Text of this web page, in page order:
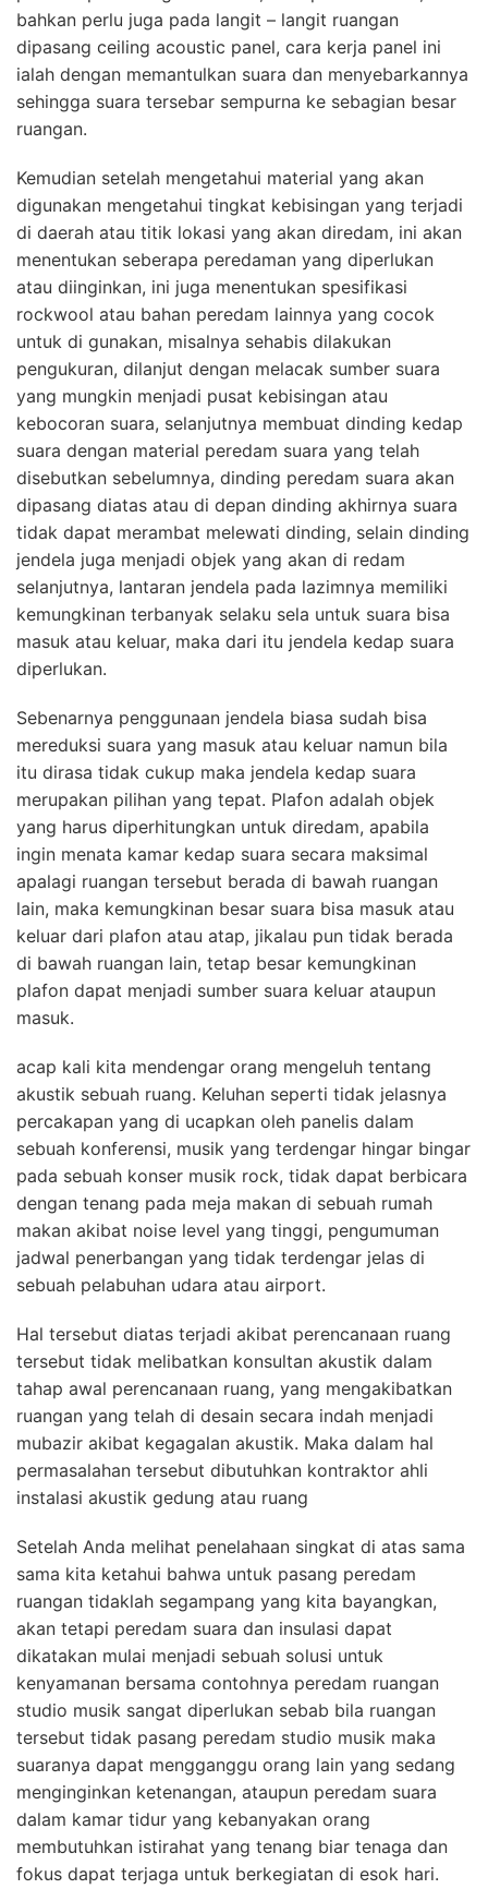
bahkan perlu juga pada langit – langit ruangan
dipasang ceiling acoustic panel, cara kerja panel ini
ialah dengan memantulkan suara dan menyebarkannya
sehingga suara tersebar sempurna ke sebagian besar
ruangan.
Kemudian setelah mengetahui material yang akan
digunakan mengetahui tingkat kebisingan yang terjadi
di daerah atau titik lokasi yang akan diredam, ini akan
menentukan seberapa peredaman yang diperlukan
atau diinginkan, ini juga menentukan spesifikasi
rockwool atau bahan peredam lainnya yang cocok
untuk di gunakan, misalnya sehabis dilakukan
pengukuran, dilanjut dengan melacak sumber suara
yang mungkin menjadi pusat kebisingan atau
kebocoran suara, selanjutnya membuat dinding kedap
suara dengan material peredam suara yang telah
disebutkan sebelumnya, dinding peredam suara akan
dipasang diatas atau di depan dinding akhirnya suara
tidak dapat merambat melewati dinding, selain dinding
jendela juga menjadi objek yang akan di redam
selanjutnya, lantaran jendela pada lazimnya memiliki
kemungkinan terbanyak selaku sela untuk suara bisa
masuk atau keluar, maka dari itu jendela kedap suara
diperlukan.
Sebenarnya penggunaan jendela biasa sudah bisa
mereduksi suara yang masuk atau keluar namun bila
itu dirasa tidak cukup maka jendela kedap suara
merupakan pilihan yang tepat. Plafon adalah objek
yang harus diperhitungkan untuk diredam, apabila
ingin menata kamar kedap suara secara maksimal
apalagi ruangan tersebut berada di bawah ruangan
lain, maka kemungkinan besar suara bisa masuk atau
keluar dari plafon atau atap, jikalau pun tidak berada
di bawah ruangan lain, tetap besar kemungkinan
plafon dapat menjadi sumber suara keluar ataupun
masuk.
acap kali kita mendengar orang mengeluh tentang
akustik sebuah ruang. Keluhan seperti tidak jelasnya
percakapan yang di ucapkan oleh panelis dalam
sebuah konferensi, musik yang terdengar hingar bingar
pada sebuah konser musik rock, tidak dapat berbicara
dengan tenang pada meja makan di sebuah rumah
makan akibat noise level yang tinggi, pengumuman
jadwal penerbangan yang tidak terdengar jelas di
sebuah pelabuhan udara atau airport.
Hal tersebut diatas terjadi akibat perencanaan ruang
tersebut tidak melibatkan konsultan akustik dalam
tahap awal perencanaan ruang, yang mengakibatkan
ruangan yang telah di desain secara indah menjadi
mubazir akibat kegagalan akustik. Maka dalam hal
permasalahan tersebut dibutuhkan kontraktor ahli
instalasi akustik gedung atau ruang
Setelah Anda melihat penelahaan singkat di atas sama
sama kita ketahui bahwa untuk pasang peredam
ruangan tidaklah segampang yang kita bayangkan,
akan tetapi peredam suara dan insulasi dapat
dikatakan mulai menjadi sebuah solusi untuk
kenyamanan bersama contohnya peredam ruangan
studio musik sangat diperlukan sebab bila ruangan
tersebut tidak pasang peredam studio musik maka
suaranya dapat mengganggu orang lain yang sedang
menginginkan ketenangan, ataupun peredam suara
dalam kamar tidur yang kebanyakan orang
membutuhkan istirahat yang tenang biar tenaga dan
fokus dapat terjaga untuk berkegiatan di esok hari.